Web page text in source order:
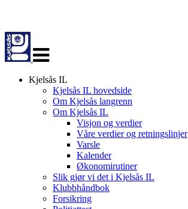
navigasjon
Kjelsås IL
Kjelsås IL hovedside
Om Kjelsås langrenn
Om Kjelsås IL
Visjon og verdier
Våre verdier og retningslinjer
Varsle
Kalender
Økonomirutiner
Slik gjør vi det i Kjelsås IL
Klubbhåndbok
Forsikring